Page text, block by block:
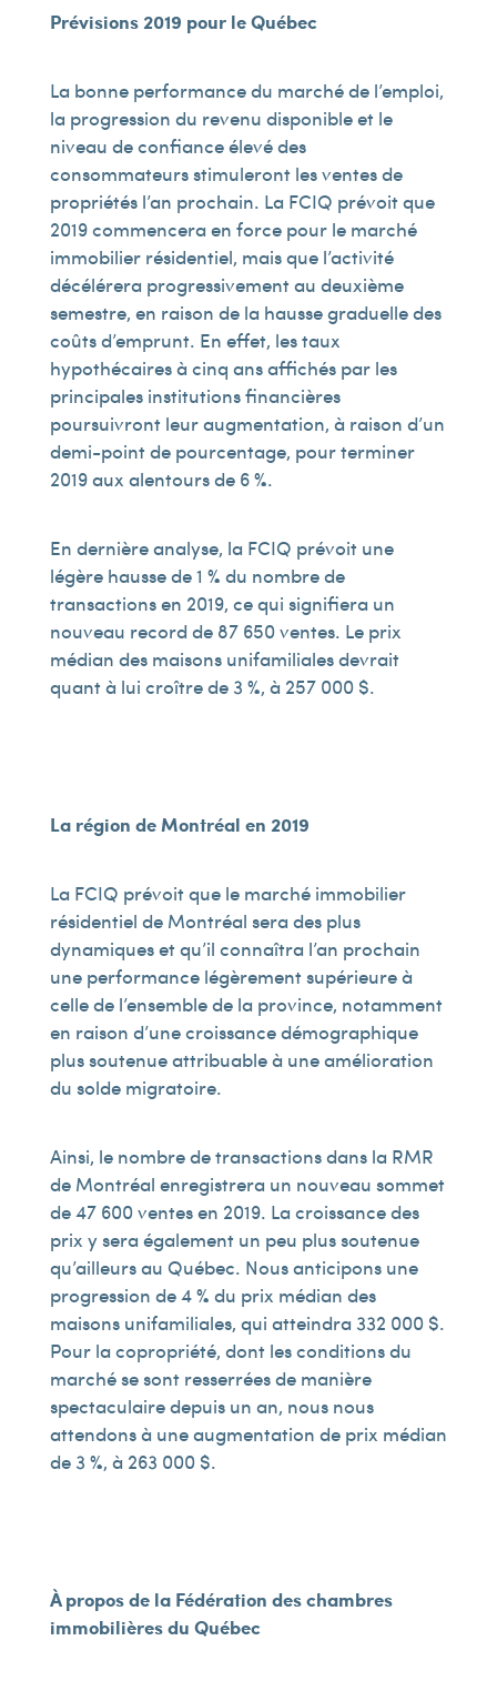
Prévisions 2019 pour le Québec
La bonne performance du marché de l’emploi,
la progression du revenu disponible et le
niveau de confiance élevé des
consommateurs stimuleront les ventes de
propriétés l’an prochain. La FCIQ prévoit que
2019 commencera en force pour le marché
immobilier résidentiel, mais que l’activité
décélérera progressivement au deuxième
semestre, en raison de la hausse graduelle des
coûts d’emprunt. En effet, les taux
hypothécaires à cinq ans affichés par les
principales institutions financières
poursuivront leur augmentation, à raison d’un
demi-point de pourcentage, pour terminer
2019 aux alentours de 6 %.
En dernière analyse, la FCIQ prévoit une
légère hausse de 1 % du nombre de
transactions en 2019, ce qui signifiera un
nouveau record de 87 650 ventes. Le prix
médian des maisons unifamiliales devrait
quant à lui croître de 3 %, à 257 000 $.
La région de Montréal en 2019
La FCIQ prévoit que le marché immobilier
résidentiel de Montréal sera des plus
dynamiques et qu’il connaîtra l’an prochain
une performance légèrement supérieure à
celle de l’ensemble de la province, notamment
en raison d’une croissance démographique
plus soutenue attribuable à une amélioration
du solde migratoire.
Ainsi, le nombre de transactions dans la RMR
de Montréal enregistrera un nouveau sommet
de 47 600 ventes en 2019. La croissance des
prix y sera également un peu plus soutenue
qu’ailleurs au Québec. Nous anticipons une
progression de 4 % du prix médian des
maisons unifamiliales, qui atteindra 332 000 $.
Pour la copropriété, dont les conditions du
marché se sont resserrées de manière
spectaculaire depuis un an, nous nous
attendons à une augmentation de prix médian
de 3 %, à 263 000 $.
À propos de la Fédération des chambres
immobilières du Québec